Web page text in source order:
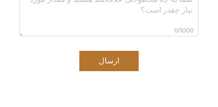
0/1000
ارسال